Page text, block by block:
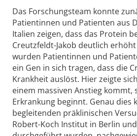
Das Forschungsteam konnte
Patientinnen und Patienten aus
Italien zeigen, dass das Protein
Creutzfeldt-Jakob deutlich
wurden Patientinnen und
ein Gen in sich tragen, dass die
Krankheit auslöst. Hier zeigte
einem massiven Anstieg kommt,
Erkrankung beginnt. Genau dies
begleitenden präklinischen
Robert-Koch Institut in Berlin